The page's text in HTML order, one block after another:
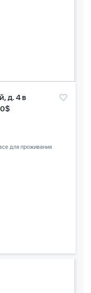
д. 4 в
для проживания